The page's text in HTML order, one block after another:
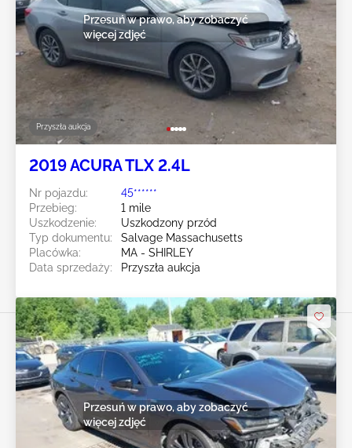
Przyszła aukcja
Przesuń w prawo, aby zobaczyć
więcej zdjęć
2019 ACURA TLX 2.4L
Nr pojazdu:
45******
Przebieg:
1 mile
Uszkodzenie:
Uszkodzony przód
Typ dokumentu:
Salvage Massachusetts
Placówka:
MA - SHIRLEY
Data sprzedaży:
Przyszła aukcja
Przesuń w prawo, aby zobaczyć
więcej zdjęć